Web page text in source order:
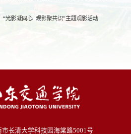
“光影凝同心 观影聚共识”主题观影活动
长清大学科技园海棠路5001号